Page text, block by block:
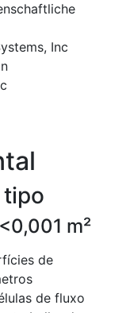
Inc
m²
de
de fluxo